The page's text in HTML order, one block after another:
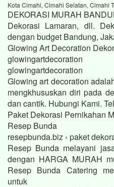
Kota Cimahi, Cimahi Selatan, Cimahi
DEKORASI MURAH
Dekorasi Lamaran, dll.
dengan budget Bandung,
Glowing Art Decoration
glowingartdecoration
glowingartdecoration
Glowing art decoration
mengkhususkan diri pada
dan cantik. Hubungi Kami.
Paket Dekorasi Pernikahan
Resep Bunda
resepbunda.biz › paket
Resep Bunda melayani
dengan HARGA MURAH
Resep Bunda Catering
untuk